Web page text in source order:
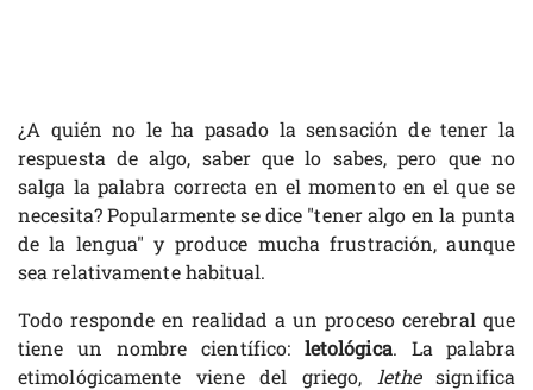
¿A quién no le ha pasado la sensación de tener la
respuesta de algo, saber que lo sabes, pero que no
salga la palabra correcta en el momento en el que se
necesita? Popularmente se dice "tener algo en la punta
de la lengua" y produce mucha frustración, aunque
sea relativamente habitual.
Todo responde en realidad a un proceso cerebral que
tiene un nombre científico: letológica. La palabra
etimológicamente viene del griego,
lethe significa